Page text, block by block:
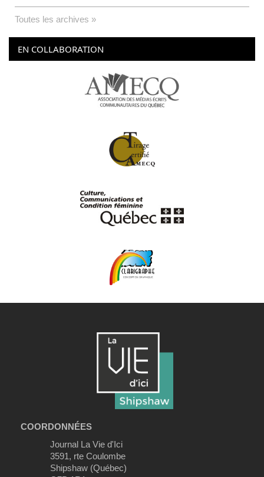
Toutes les archives »
EN COLLABORATION
COORDONNÉES
Journal La Vie d'Ici
3591, rte Coulombe
Shipshaw (Québec)